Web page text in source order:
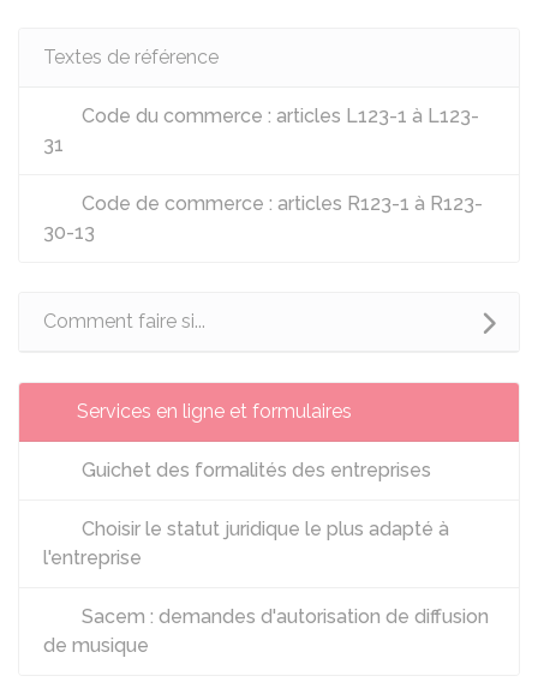
Textes de référence
Code du commerce : articles L123-1 à L123-
31
Code de commerce : articles R123-1 à R123-
30-13
Comment faire si...
Services en ligne et formulaires
Guichet des formalités des entreprises
Choisir le statut juridique le plus adapté à
l'entreprise
Sacem : demandes d'autorisation de diffusion
de musique